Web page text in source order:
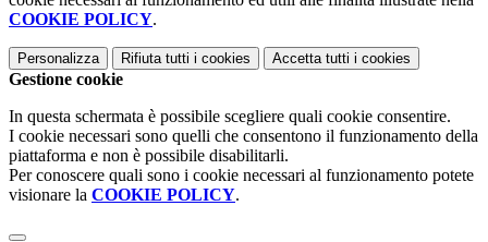
COOKIE POLICY.
Personalizza Rifiuta tutti i cookies Accetta tutti i cookies
Gestione cookie
In questa schermata è possibile scegliere quali cookie consentire.
I cookie necessari sono quelli che consentono il funzionamento della
piattaforma e non è possibile disabilitarli.
Per conoscere quali sono i cookie necessari al funzionamento potete
visionare la COOKIE POLICY.